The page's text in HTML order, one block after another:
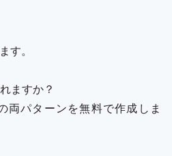
す。
ますか？
両パターンを無料で作成しま